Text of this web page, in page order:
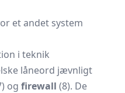
et andet system
i teknik
låneord jævnligt
og firewall (8). De